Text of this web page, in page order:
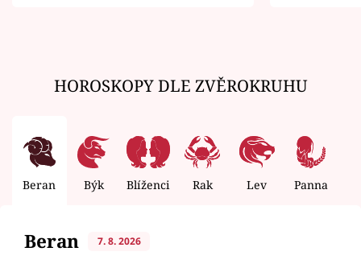
HOROSKOPY DLE ZVĚROKRUHU
Beran Býk Blíženci Rak Lev Panna
Beran 7. 8. 2026